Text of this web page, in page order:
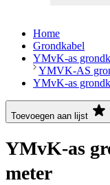
Home
Grondkabel
YMvK-as
YMVK-AS
YMvK-as
Toevoegen aan lijst
YMvK-as
meter